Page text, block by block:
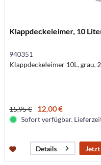
Klappdeckeleimer, 10
940351
Klappdeckeleimer 10L, grau,
15,95 € 12,00 €
Sofort verfügbar.
Details